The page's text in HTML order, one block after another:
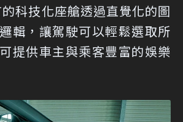
科技化座艙透過直覺化的圖
輯，讓駕駛可以輕鬆選取所
提供車主與乘客豐富的娛樂